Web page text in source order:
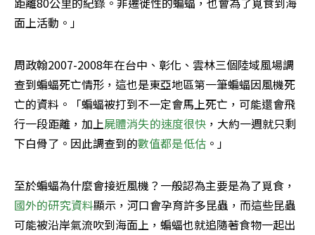
面上活動。」
周政翰2007-2008年在台中、彰化、雲林三個陸域風場調
查到蝙蝠死亡情形，這也是東亞地區第一筆蝙蝠因風機死
亡的資料。「蝙蝠被打到不一定會馬上死亡，可能還會飛
行一段距離，加上屍體消失的速度很快 ，大約一週就只剩
下白骨了。因此調查到的數值都是低估。」
至於蝙蝠為什麼會接近風機？一般認為主要是為了覓食，
國外的研究資料顯示，河口會孕育許多昆蟲，而這些昆蟲
可能被沿岸氣流吹到海面上，蝙蝠也就追隨著食物一起出